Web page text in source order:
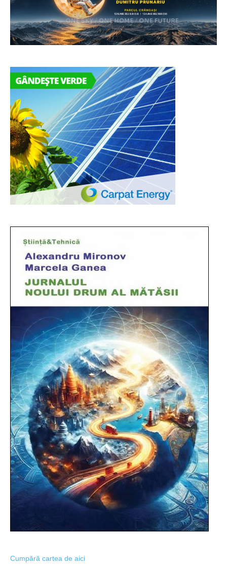
Cumpără cartea de aici